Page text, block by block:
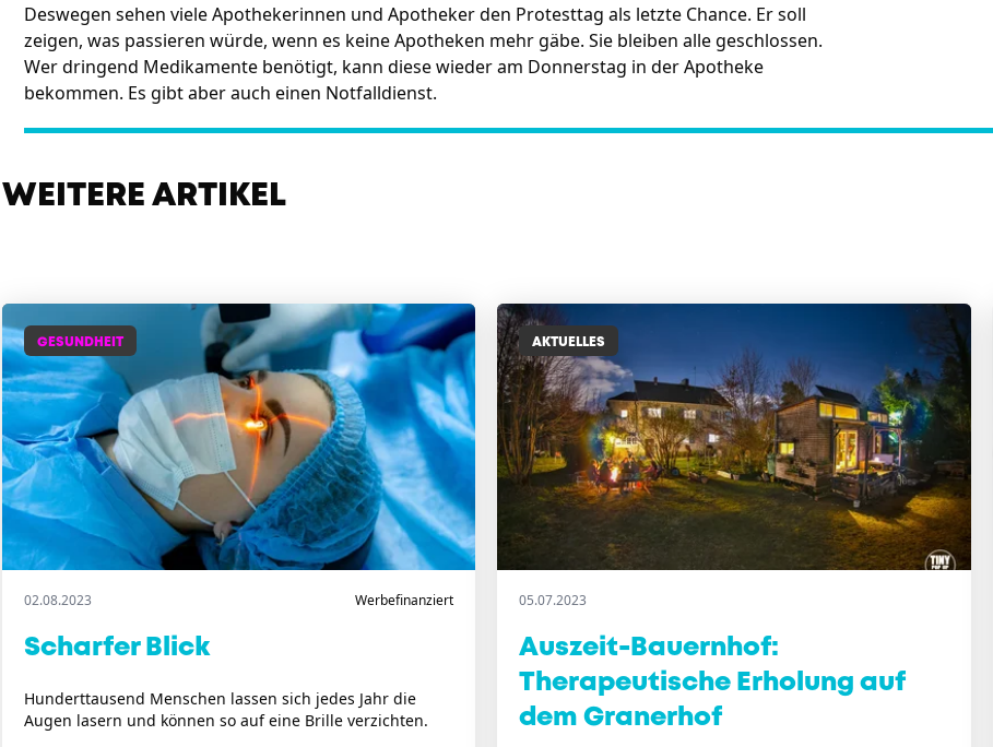
Deswegen sehen viele Apothekerinnen und Apotheker den Protesttag als letzte Chance. Er soll
zeigen, was passieren würde, wenn es keine Apotheken mehr gäbe. Sie bleiben alle geschlossen.
Wer dringend Medikamente benötigt, kann diese wieder am Donnerstag in der Apotheke
bekommen. Es gibt aber auch einen Notfalldienst.
WEITERE ARTIKEL
GESUNDHEIT
02.08.2023 Werbefinanziert
Scharfer Blick
Hunderttausend Menschen lassen sich jedes Jahr die
Augen lasern und können so auf eine Brille verzichten.
AKTUELLES
05.07.2023
Auszeit-Bauernhof:
Therapeutische Erholung auf
dem Granerhof